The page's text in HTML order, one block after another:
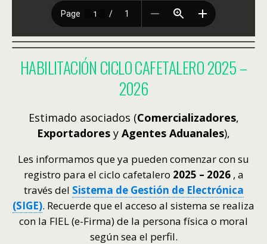
HABILITACIÓN CICLO CAFETALERO 2025 –
2026
Estimado asociados (Comercializadores,
Exportadores y Agentes Aduanales),
Les informamos que ya pueden comenzar con su
registro para el ciclo cafetalero 2025 – 2026, a
través del Sistema de Gestión de Electrónica
(SIGE). Recuerde que el acceso al sistema se realiza
con la FIEL (e-Firma) de la persona física o moral
según sea el perfil.